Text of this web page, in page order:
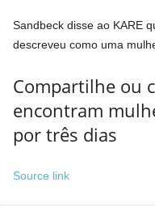
Sandbeck disse ao KARE
descreveu como uma
Compartilhe ou
encontram
por três dias
Source link